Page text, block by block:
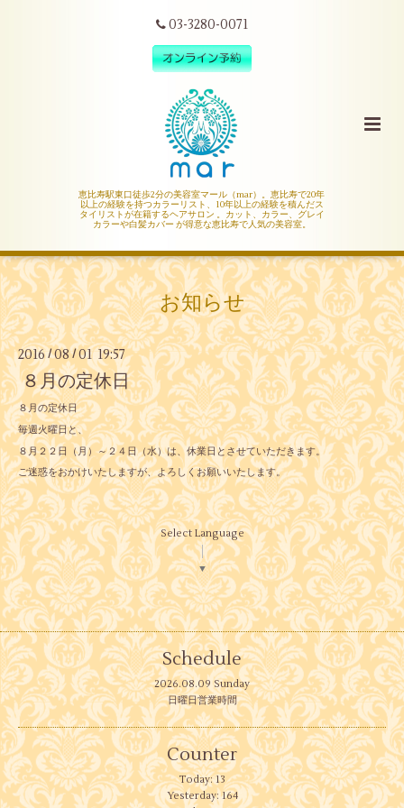
03-3280-0071
恵比寿駅東口徒歩2分の美容室マール（mar）。恵比寿で20年
以上の経験を持つカラーリスト、10年以上の経験を積んだス
タイリストが在籍するヘアサロン 。カット、カラー、グレイ
カラーや白髪カバー が得意な恵比寿で人気の美容室。
お知らせ
2016/08/ 01 19:57
８月の定休日
８月の定休日
毎週火曜日と、
８月２２日（月）～２４日（水）は、休業日とさせていただきます。
ご迷惑をおかけいたしますが、よろしくお願いいたします。
Select Language
▼
Schedule
2026.08.09 Sunday
日曜日営業時間
Counter
Today:13
Yesterday:164